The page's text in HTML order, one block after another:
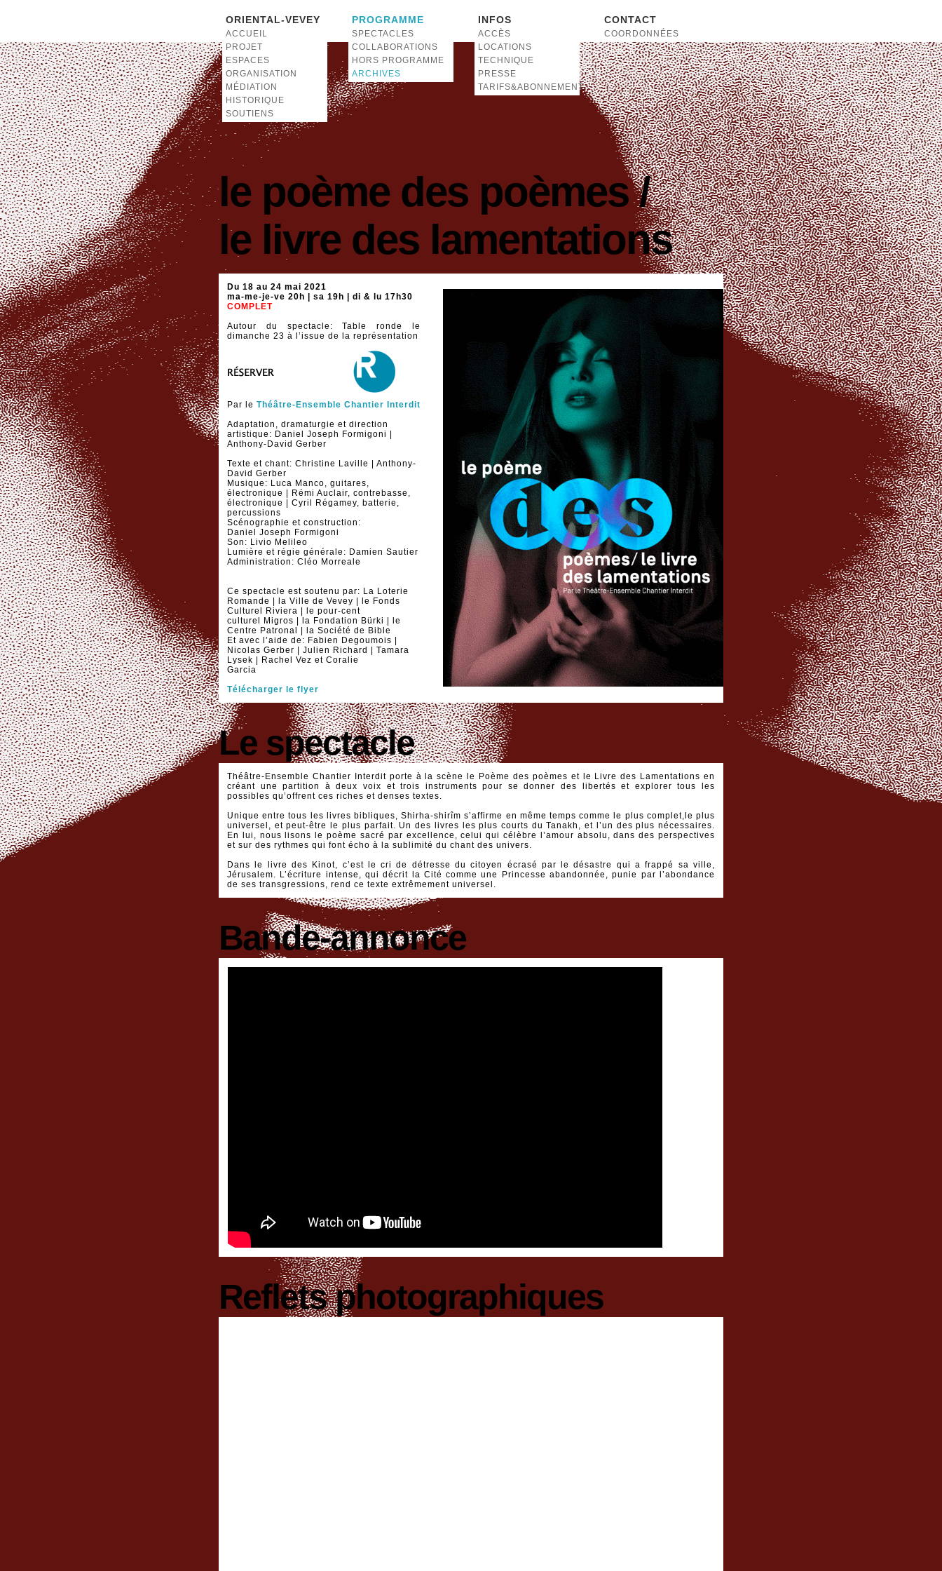
ORIENTAL-VEVEY
ACCUEIL
PROJET
ESPACES
ORGANISATION
MÉDIATION
HISTORIQUE
SOUTIENS
PROGRAMME
SPECTACLES
COLLABORATIONS
HORS PROGRAMME
ARCHIVES
INFOS
ACCÈS
LOCATIONS
TECHNIQUE
PRESSE
TARIFS&ABONNEMENT
CONTACT
COORDONNÉES
le poème des poèmes /
le livre des lamentations
Du 18 au 24 mai 2021
ma-me-je-ve 20h | sa 19h | di & lu 17h30
COMPLET
Autour du spectacle: Table ronde le
dimanche 23 à l’issue de la représentation
Par le Théâtre-Ensemble Chantier Interdit
Adaptation, dramaturgie et direction
artistique: Daniel Joseph Formigoni |
Anthony-David Gerber
Texte et chant: Christine Laville | Anthony-
David Gerber
Musique: Luca Manco, guitares,
électronique | Rémi Auclair, contrebasse,
électronique | Cyril Régamey, batterie,
percussions
Scénographie et construction:
Daniel Joseph Formigoni
Son: Livio Melileo
Lumière et régie générale: Damien Sautier
Administration: Cléo Morreale
Ce spectacle est soutenu par: La Loterie
Romande | la Ville de Vevey | le Fonds
Culturel Riviera | le pour-cent
culturel Migros | la Fondation Bürki | le
Centre Patronal | la Société de Bible
Et avec l’aide de: Fabien Degoumois |
Nicolas Gerber | Julien Richard | Tamara
Lysek | Rachel Vez et Coralie
Garcia
Télécharger le flyer
Le spectacle
Théâtre-Ensemble Chantier Interdit porte à la scène le Poème des poèmes et le Livre des Lamentations en
créant une partition à deux voix et trois instruments pour se donner des libertés et explorer tous les
possibles qu’offrent ces riches et denses textes.
Unique entre tous les livres bibliques, Shirha-shirîm s’affirme en même temps comme le plus complet,le plus
universel, et peut-être le plus parfait. Un des livres les plus courts du Tanakh, et l’un des plus nécessaires.
En lui, nous lisons le poème sacré par excellence, celui qui célèbre l’amour absolu, dans des perspectives
et sur des rythmes qui font écho à la sublimité du chant des univers.
Dans le livre des Kinot, c’est le cri de détresse du citoyen écrasé par le désastre qui a frappé sa ville,
Jérusalem. L’écriture intense, qui décrit la Cité comme une Princesse abandonnée, punie par l’abondance
de ses transgressions, rend ce texte extrêmement universel.
Bande-annonce
Reflets photographiques